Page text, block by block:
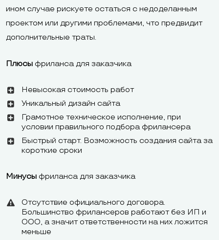
виджеты
Facebook,
Одноклассники,
Google+, Twitter.
Insagram,
YouTube,
Pinterest,
Linkedin,
Комментарии
Вконтакте и
ином случае рискуете остаться с недоделанным
проектом или другими проблемами, что предвидит
дополнительные траты.
Плюсы фриланса для заказчика
Невысокая стоимость работ
Уникальный дизайн сайта
Грамотное техническое исполнение, при
условии правильного подбора фрилансера
Быстрый старт. Возможность создания сайта за
короткие сроки
Минусы фриланса для заказчика
Отсутствие официального договора.
Большинство фрилансеров работают без ИП и
ООО, а значит ответственности на них ложится
меньше